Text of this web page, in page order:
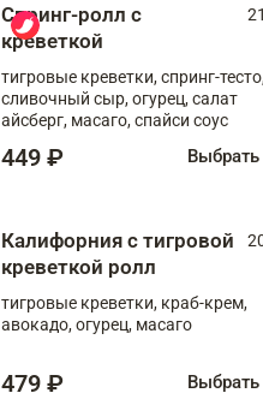
Спринг-ролл с
креветкой
тигровые креветки, спринг-
сливочный сыр, огурец, салат
айсберг, масаго, спайси соус
449 ₽ Выбрать
Калифорния с тигровой
креветкой ролл
тигровые креветки, краб-крем,
авокадо, огурец, масаго
479 ₽ Выбрать